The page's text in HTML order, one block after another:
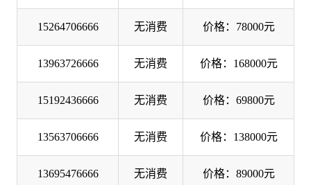
15264706666 无消费 价格：78000元
13963726666 无消费 价格：168000元
15192436666 无消费 价格：69800元
13563706666 无消费 价格：138000元
13695476666 无消费 价格：89000元